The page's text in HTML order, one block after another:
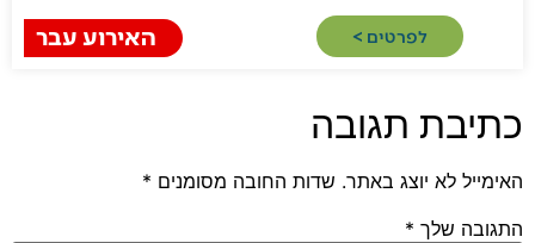
לפרטים >​ האירוע עבר
תגובה
לא יוצג באתר. שדות החובה מסומנים*
שלך*